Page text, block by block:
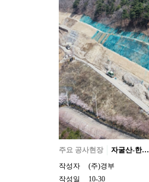
주요 공사현장
자굴산-한…
작성자
(주)경부
작성일
10-30